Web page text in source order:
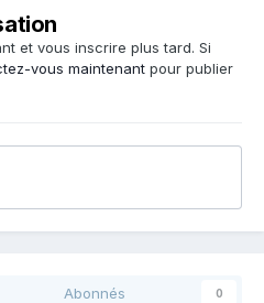
et vous inscrire plus tard. Si
vous maintenant pour publier
Abonnés 0